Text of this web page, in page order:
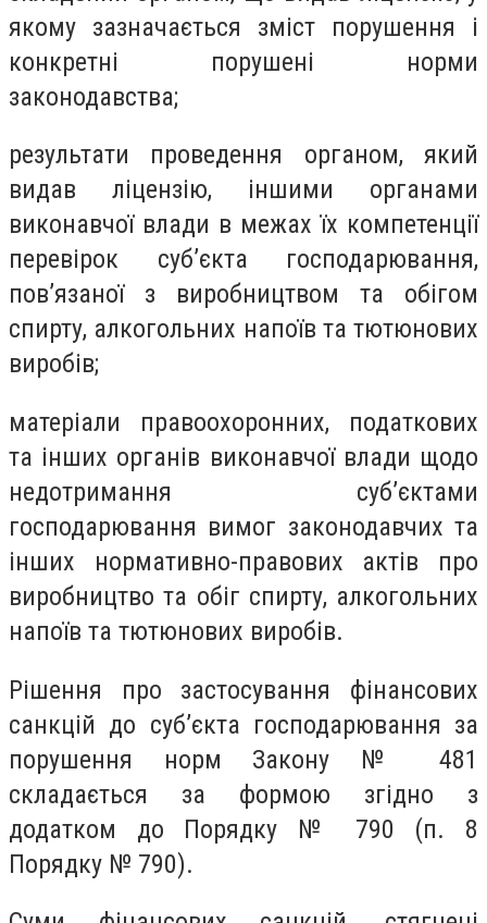
якому зазначається зміст порушення і
конкретні порушені норми
законодавства;
результати проведення органом, який
видав ліцензію, іншими органами
виконавчої влади в межах їх компетенції
перевірок суб’єкта господарювання,
пов’язаної з виробництвом та обігом
спирту, алкогольних напоїв та тютюнових
виробів;
матеріали правоохоронних, податкових
та інших органів виконавчої влади щодо
недотримання суб’єктами
господарювання вимог законодавчих та
інших нормативно-правових актів про
виробництво та обіг спирту, алкогольних
напоїв та тютюнових виробів.
Рішення про застосування фінансових
санкцій до суб’єкта господарювання за
порушення норм Закону № 481
складається за формою згідно з
додатком до Порядку № 790 (п. 8
Порядку № 790).